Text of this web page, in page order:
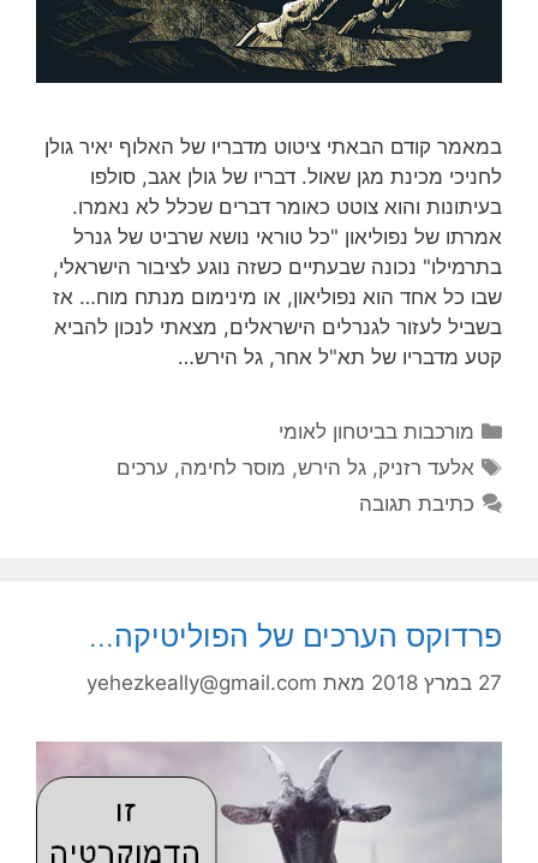
במאמר קודם הבאתי ציטוט מדבריו של האלוף יאיר גולן
לחניכי מכינת מגן שאול. דבריו של גולן אגב, סולפו
בעיתונות והוא צוטט כאומר דברים שכלל לא נאמרו.
אמרתו של נפוליאון "כל טוראי נושא שרביט של גנרל
בתרמילו" נכונה שבעתיים כשזה נוגע לציבור הישראלי,
שבו כל אחד הוא נפוליאון, או מינימום מנתח מוח… אז
בשביל לעזור לגנרלים הישראלים, מצאתי לנכון להביא
קטע מדבריו של תא"ל אחר, גל הירש…
קטגוריות
מורכבות בביטחון לאומי
תגיות
אלעד רזניק,גל הירש, מוסר לחימה, ערכים
כתיבת תגובה
פרדוקס הערכים של הפוליטיקה…
27 במרץ 2018 מאת yehezkeally@gmail.com